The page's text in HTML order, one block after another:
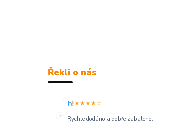
Řekli o nás
«
★★★★☆
Rychle dodáno a dobře zabaleno.